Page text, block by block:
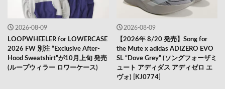
2026-08-09
LOOPWHEELER for LOWERCASE
2026 FW 別注 “Exclusive After-
Hood Sweatshirt”が10月上旬 発売
(ループウィラー ロワーケース)
2026-08-09
【2026年 8/20 発売】Song for
the Mute x adidas ADIZERO EVO
SL “Dove Grey” (ソングフォーザミ
ュート アディダス アディゼロ エ
ヴォ) [KJ0774]